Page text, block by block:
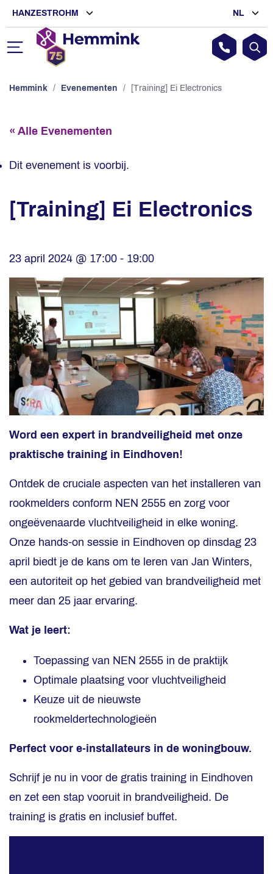
HANZESTROHM NL
Hemmink / Evenementen / [Training] Ei Electronics
« Alle Evenementen
Dit evenement is voorbij.
[Training] Ei Electronics
23 april 2024 @ 17:00 - 19:00
Word een expert in brandveiligheid met onze
praktische training in Eindhoven!
Ontdek de cruciale aspecten van het installeren van
rookmelders conform NEN 2555 en zorg voor
ongeëvenaarde vluchtveiligheid in elke woning.
Onze hands-on sessie in Eindhoven op dinsdag 23
april biedt je de kans om te leren van Jan Winters,
een autoriteit op het gebied van brandveiligheid met
meer dan 25 jaar ervaring.
Wat je leert:
Toepassing van NEN 2555 in de praktijk
Optimale plaatsing voor vluchtveiligheid
Keuze uit de nieuwste
rookmeldertechnologieën
Perfect voor e-installateurs in de woningbouw.
Schrijf je nu in voor de gratis training in Eindhoven
en zet een stap vooruit in brandveiligheid. De
training is gratis en inclusief buffet.